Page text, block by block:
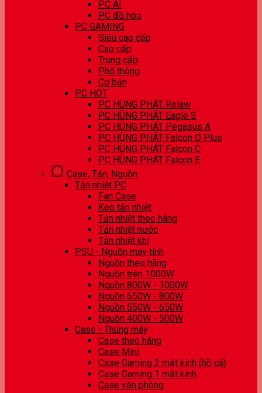
PC AI
PC đồ hoạ
PC GAMING
Siêu cao cấp
Cao cấp
Trung cấp
Phổ thông
Cơ bản
PC HOT
PC HÙNG PHÁT Relaw
PC HÙNG PHÁT Eagle S
PC HÙNG PHÁT Pegasus A
PC HÙNG PHÁT Falcon D Plus
PC HÙNG PHÁT Falcon C
PC HÙNG PHÁT Falcon E
Case, Tản, Nguồn
Tản nhiệt PC
Fan Case
Keo tản nhiệt
Tản nhiệt theo hãng
Tản nhiệt nước
Tản nhiệt khí
PSU - Nguồn máy tính
Nguồn theo hãng
Nguồn trên 1000W
Nguồn 800W - 1000W
Nguồn 650W - 800W
Nguồn 550W - 650W
Nguồn 400W - 500W
Case - Thùng máy
Case theo hãng
Case Mini
Case Gaming 2 mặt kính (hồ cá)
Case Gaming 1 mặt kính
Case văn phòng